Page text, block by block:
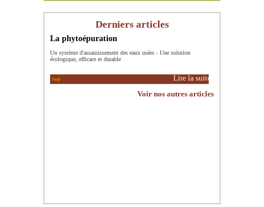
Derniers articles
La phytoépuration
Un système d'assainissement des eaux usées - Une solution
écologique, efficace et durable
Lire la suite
Voir nos autres articles